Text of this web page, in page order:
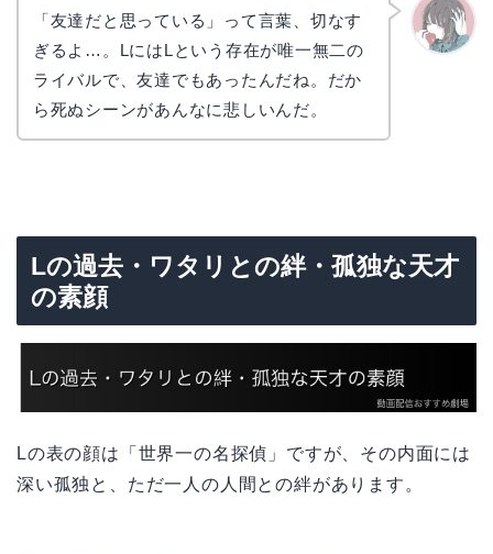
「友達だと思っている」って言葉、切なす
ぎるよ…。LにはLという存在が唯一無二の
ライバルで、友達でもあったんだね。だか
ら死ぬシーンがあんなに悲しいんだ。
Lの過去・ワタリとの絆・孤独な天才
の素顔
Lの表の顔は「世界一の名探偵」ですが、その内面には
深い孤独と、ただ一人の人間との絆があります。